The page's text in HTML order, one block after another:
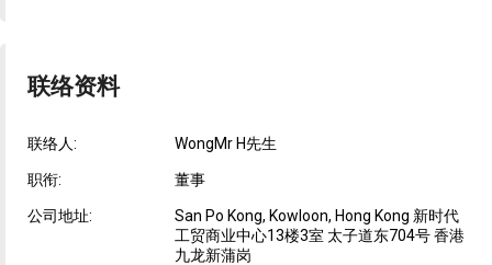
联络资料
联络人: WongMr H先生
职衔: 董事
公司地址:
San Po Kong, Kowloon, Hong Kong 新时代
工贸商业中心13楼3室 太子道东704号 香港
九龙新蒲岗